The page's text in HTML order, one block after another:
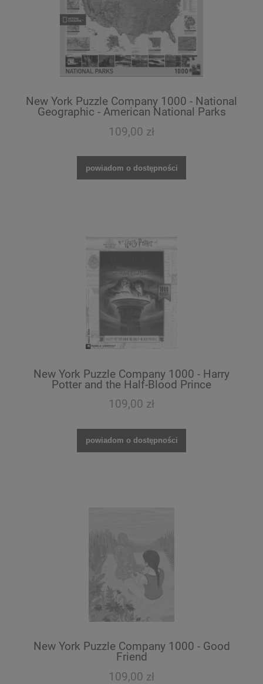
New York Puzzle Company 1000 - National
Geographic - American National Parks
109,00 zł
powiadom o dostępności
New York Puzzle Company 1000 - Harry
Potter and the Half-Blood Prince
109,00 zł
powiadom o dostępności
New York Puzzle Company 1000 - Good
Friend
109,00 zł